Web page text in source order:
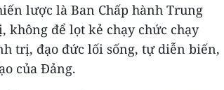
lược là Ban Chấp hành Trung
không để lọt kẻ chạy chức chạy
trị, đạo đức lối sống, tự diễn biến,
của Đảng.